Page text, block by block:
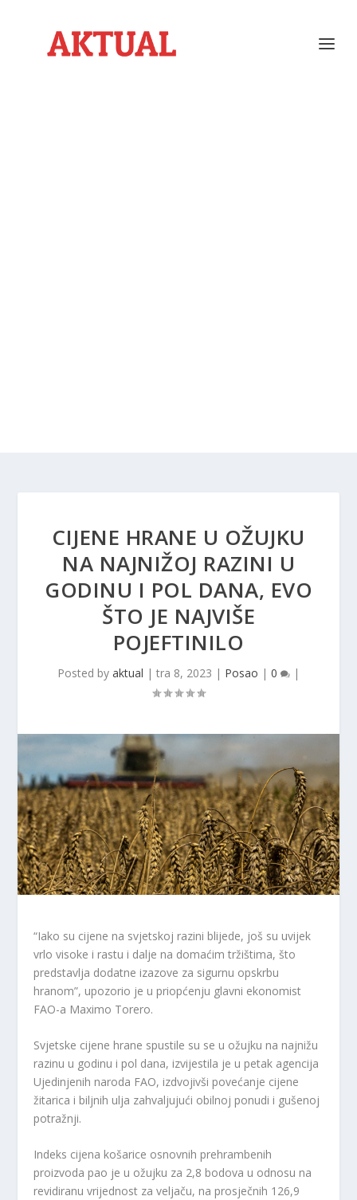
CIJENE HRANE U OŽUJKU
NA NAJNIŽOJ RAZINI U
GODINU I POL DANA, EVO
ŠTO JE NAJVIŠE
POJEFTINILO
Posted by aktual | tra 8, 2023 | Posao | 0 |
“Iako su cijene na svjetskoj razini blijede, još su uvijek
vrlo visoke i rastu i dalje na domaćim tržištima, što
predstavlja dodatne izazove za sigurnu opskrbu
hranom”, upozorio je u priopćenju glavni ekonomist
FAO-a Maximo Torero.
Svjetske cijene hrane spustile su se u ožujku na najnižu
razinu u godinu i pol dana, izvijestila je u petak agencija
Ujedinjenih naroda FAO, izdvojivši povećanje cijene
žitarica i biljnih ulja zahvaljujući obilnoj ponudi i gušenoj
potražnji.
Indeks cijena košarice osnovnih prehrambenih
proizvoda pao je u ožujku za 2,8 bodova u odnosu na
revidiranu vrijednost za veljaču, na prosječnih 126,9